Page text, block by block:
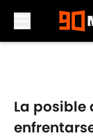
La posible